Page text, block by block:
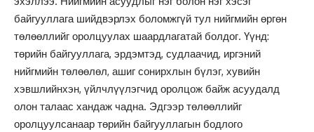
байгууллага шийдвэрлэх боломжгүй тул нийгмийн өргөн
төлөөллийг оролцуулах шаардлагатай болдог. Үүнд:
төрийн байгууллага, эрдэмтэд, судлаачид, иргэний
нийгмийн төлөөлөл, ашиг сонирхлын бүлэг, хувийн
хэвшлийнхэн, үйлчлүүлэгчид оролцож байж асуудалд
олон талаас хандаж чадна. Эдгээр төлөөллийг
оролцуулсанаар төрийн байгууллагын бодлого